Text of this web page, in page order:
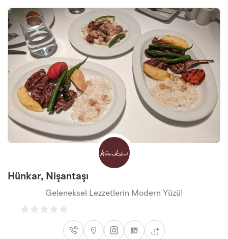
Hünkar, Nişantaşı
Geleneksel Lezzetlerin Modern Yüzü!